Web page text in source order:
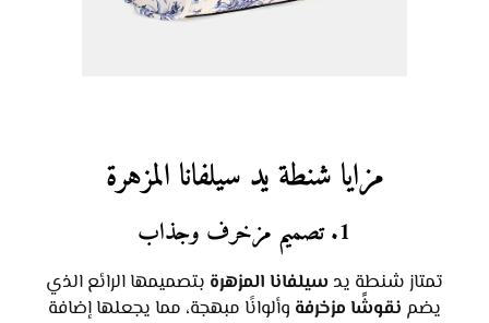
مزايا شنطة يد سيلفانا المزهرة
1. تصميم مزخرف وجذاب
تمتاز شنطة يدسيلفانا المزهرة بتصميمها الرائع الذي
يضم نقوشًا مزخرفة وألوانًا مبهجة، مما يجعلها إضافة